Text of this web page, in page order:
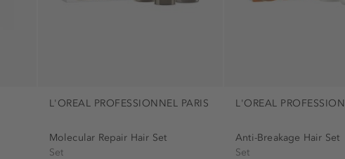
L'OREAL PROFESSIONNEL PARIS
Molecular Repair Hair Set
Set
L'OREAL
Anti-Breakage Hair Set
Set